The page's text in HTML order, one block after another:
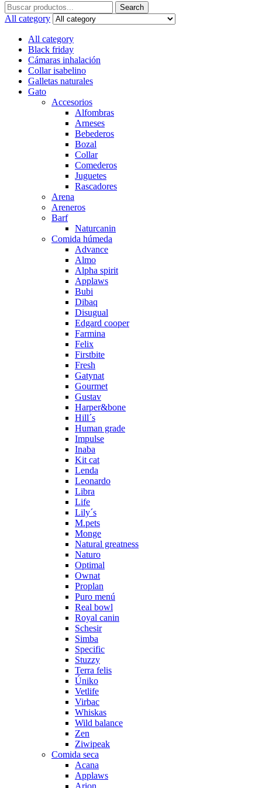
Search
for:
Search
All category
All category
Black friday
Cámaras inhalación
Collar isabelino
Galletas naturales
Gato
Accesorios
Alfombras
Arneses
Bebederos
Bozal
Collar
Comederos
Juguetes
Rascadores
Arena
Areneros
Barf
Naturcanin
Comida húmeda
Advance
Almo
Alpha spirit
Applaws
Bubi
Dibaq
Disugual
Edgard cooper
Farmina
Felix
Firstbite
Fresh
Gatynat
Gourmet
Gustav
Harper&bone
Hill´s
Human grade
Impulse
Inaba
Kit cat
Lenda
Leonardo
Libra
Life
Lily´s
M.pets
Monge
Natural greatness
Naturo
Optimal
Ownat
Proplan
Puro menú
Real bowl
Royal canin
Schesir
Simba
Specific
Stuzzy
Terra felis
Úniko
Vetlife
Virbac
Whiskas
Wild balance
Zen
Ziwipeak
Comida seca
Acana
Applaws
Arion